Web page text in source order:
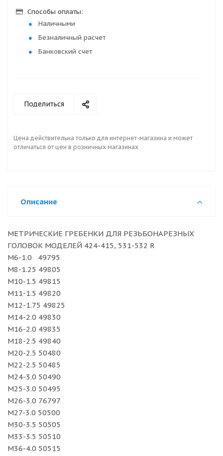
Способы оплаты:
Наличными
Безналичный расчет
Банковский счет
Поделиться
Цена действительна только для интернет-магазина и может
отличаться от цен в розничных магазинах
Описание
МЕТРИЧЕСКИЕ ГРЕБЕНКИ ДЛЯ РЕЗЬБОНАРЕЗНЫХ
ГОЛОВОК МОДЕЛЕЙ 424-415, 531-532 R
M6-1.0 49795
M8-1.25 49805
M10-1.5 49815
M11-1.5 49820
M12-1.75 49825
M14-2.0 49830
M16-2.0 49835
M18-2.5 49840
M20-2.5 50480
M22-2.5 50485
M24-3.0 50490
M25-3.0 50495
M26-3.0 76797
M27-3.0 50500
M30-3.5 50505
M33-3.5 50510
M36-4.0 50515